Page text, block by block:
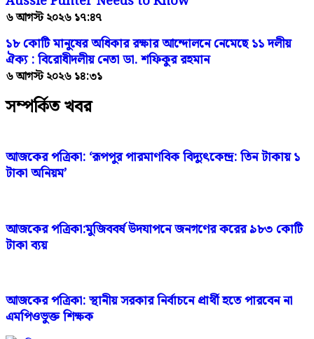
৬ আগস্ট ২০২৬ ১৭:৪৭
১৮ কোটি মানুষের অধিকার রক্ষার আন্দোলনে নেমেছে ১১ দলীয়
ঐক্য : বিরোধীদলীয় নেতা ডা. শফিকুর রহমান
৬ আগস্ট ২০২৬ ১৪:৩১
সম্পর্কিত খবর
আজকের পত্রিকা: ‘রূপপুর পারমাণবিক বিদ্যুৎকেন্দ্র: তিন টাকায় ১
টাকা অনিয়ম’
আজকের পত্রিকা:মুজিববর্ষ উদযাপনে জনগণের করের ৯৮৩ কোটি
টাকা ব্যয়
আজকের পত্রিকা: স্থানীয় সরকার নির্বাচনে প্রার্থী হতে পারবেন না
এমপিওভুক্ত শিক্ষক